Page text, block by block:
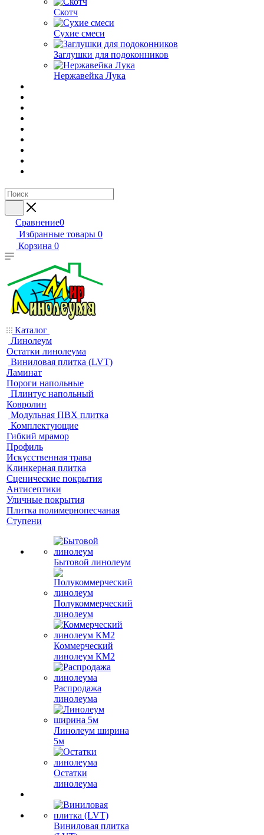
Скотч
Сухие смеси
Заглушки для подоконников
Нержавейка Лука
Сравнение0
Избранные товары 0
Корзина 0
Каталог
Линолеум
Остатки линолеума
Виниловая плитка (LVT)
Ламинат
Пороги напольные
Плинтус напольный
Ковролин
Модульная ПВХ плитка
Комплектующие
Гибкий мрамор
Профиль
Искусственная трава
Клинкерная плитка
Сценические покрытия
Антисептики
Уличные покрытия
Плитка полимернопесчаная
Ступени
Бытовой линолеум
Полукоммерческий
линолеум
Коммерческий
линолеум КМ2
Распродажа
линолеума
Линолеум ширина
5м
Остатки
линолеума
Виниловая плитка